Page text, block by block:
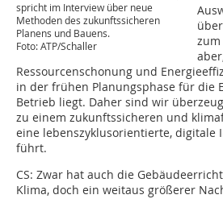
spricht im Interview über neue
Methoden des zukunftssicheren
Planens und Bauens.
Foto: ATP/Schaller
Ressourcenschonung und
in der frühen Planungsphase für die
Betrieb liegt. Daher sind wir
zu einem zukunftssicheren und
eine lebenszyklusorientierte, digitale
führt.
CS: Zwar hat auch die
Klima, doch ein weitaus größerer